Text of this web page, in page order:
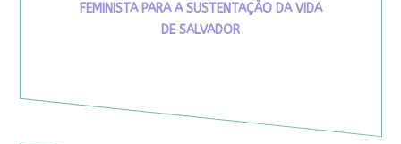
FEMINISTA PARA A SUSTENTAÇÃO DA VIDA
DE SALVADOR